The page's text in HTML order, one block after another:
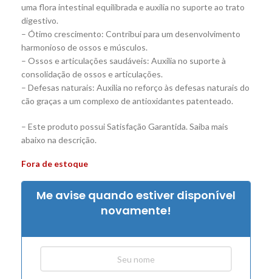
uma flora intestinal equilibrada e auxilia no suporte ao trato
digestivo.
– Ótimo crescimento: Contribui para um desenvolvimento
harmonioso de ossos e músculos.
– Ossos e articulações saudáveis: Auxilia no suporte à
consolidação de ossos e articulações.
– Defesas naturais: Auxilia no reforço às defesas naturais do
cão graças a um complexo de antioxidantes patenteado.
– Este produto possui Satisfação Garantida. Saiba mais
abaixo na descrição.
Fora de estoque
Me avise quando estiver disponível
novamente!